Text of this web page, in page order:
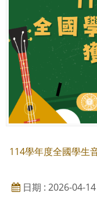
114學年度全國學生
日期 : 2026-04-14